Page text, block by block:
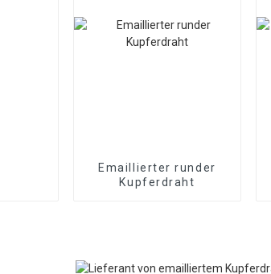
Emaillierter runder
Kupferdraht